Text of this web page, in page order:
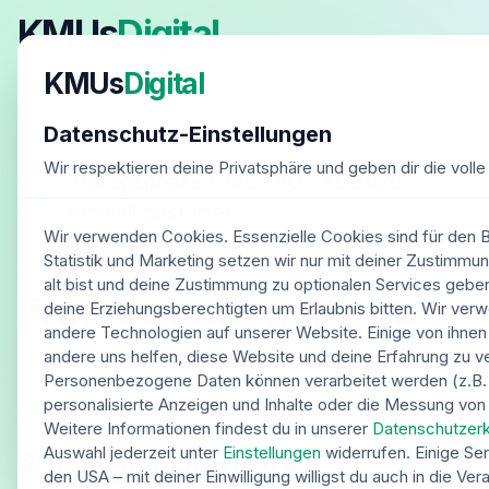
KMUsDigital
Datenschutz-Einstellungen
Wir respektieren deine Privatsphäre und geben dir die
Wir verwenden Cookies. Essenzielle Cookies sind für den
Statistik und Marketing setzen wir nur mit deiner
alt bist und deine Zustimmung zu optionalen Services
deine Erziehungsberechtigten um Erlaubnis bitten. Wir
andere Technologien auf unserer Website. Einige von
andere uns helfen, diese Website und deine Erfahrung zu
Personenbezogene Daten können verarbeitet werden
personalisierte Anzeigen und Inhalte oder die Messung
Weitere Informationen findest du in unserer
Auswahl jederzeit unter Einstellungen widerrufen. Einige
den USA – mit deiner Einwilligung willigst du auch in die
KMUsDigital
Antragsphase KMU.DIGITAL 2026
Professionell geplant.
Bis zu 9.000 €
Zuschuss
für dein Projekt.